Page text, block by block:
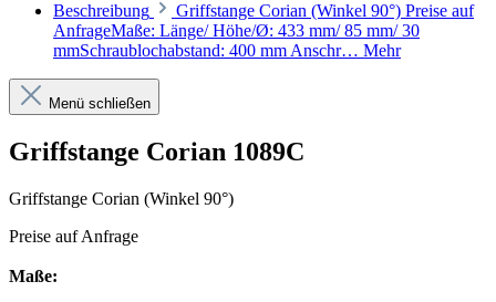
Beschreibung
Griffstange Corian (Winkel 90°) Preise auf
AnfrageMaße: Länge/ Höhe/Ø: 433 mm/ 85 mm/ 30
mmSchraublochabstand: 400 mm Anschr… Mehr
Menü schließen
Griffstange Corian 1089C
Griffstange Corian (Winkel 90°)
Preise auf Anfrage
Maße: